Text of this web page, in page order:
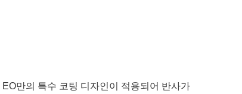
만의 특수 코팅 디자인이 적용되어 반사가